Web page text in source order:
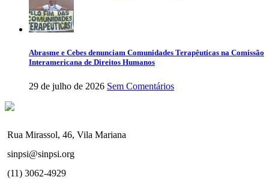
Abrasme e Cebes denunciam Comunidades Terapêuticas na Comissão
Interamericana de Direitos Humanos
29 de julho de 2026 Sem Comentários
Rua Mirassol, 46, Vila Mariana
sinpsi@sinpsi.org
(11) 3062-4929